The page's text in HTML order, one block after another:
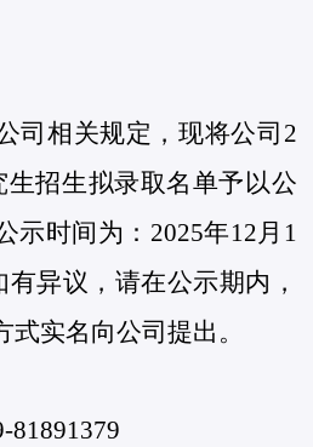
司相关规定，现将公司2
生招生拟录取名单予以公
示时间为 ： 2025年12月1
有异议，请在公示期内，
实名向公司提出。
81891379